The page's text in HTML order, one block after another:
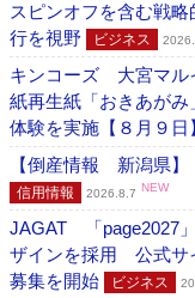
スピンオフを含む戦
行を視野
ビジネス
キンコーズ 大宮マル
紙再生紙「おきあが
体験を実施【８月９日
【倒産情報 新潟県
信用情報 2026.8.7 NEW
JAGAT 「page2027
ザインを採用 公式サ
募集を開始
ビジネス